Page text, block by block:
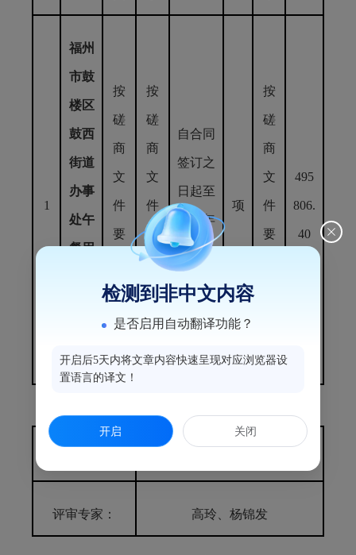
1
福州
市鼓
楼区
鼓西
街道
办事
处午
餐用
目
按
磋
商
文
件
要
执
行
按
磋
商
文
件
要
求
执
行
自合同
签订之
日起至
2025年
12月31
项
按
磋
商
文
件
要
495
806.
40
评审专家： 高玲、杨锦发
检测到非中文内容
是否启用自动翻译功能？
开启后5天内将文章内容快速呈现对应浏览器设
置语言的译文！
开启 关闭